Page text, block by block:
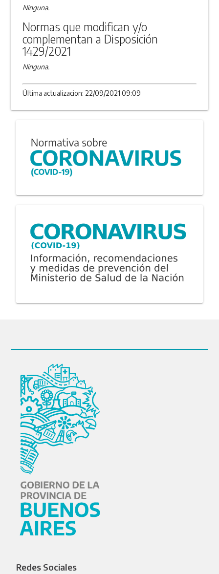
Ninguna.
Normas que modifican y/o
complementan a Disposición
1429/2021
Ninguna.
Última actualizacion: 22/09/2021 09:09
Redes Sociales